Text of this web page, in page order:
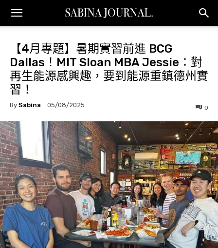
【4月專題】暑期實習前進 BCG
Dallas！MIT Sloan MBA Jessie：對
再生能源感興趣，要到能源重鎮德州實
習！
By Sabina 05/08/2025 0